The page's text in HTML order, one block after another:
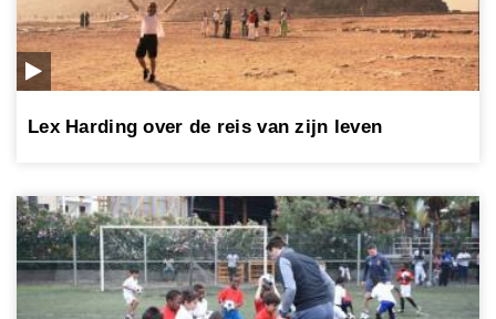
Lex Harding over de reis van zijn leven